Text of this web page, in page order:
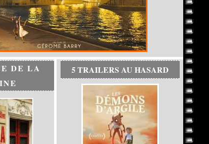
DE LA
5 TRAILERS AU HASARD